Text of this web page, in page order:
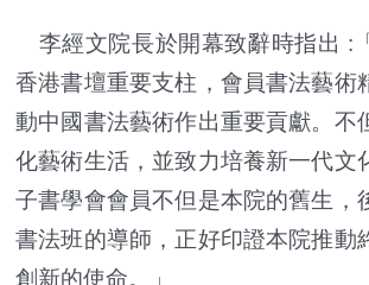
李經文院長於開幕致辭時指出 :
香港書壇重要支柱，會員書法藝術
動中國書法藝術作出重要貢獻。不
化藝術生活，並致力培養新一代文
子書學會會員不但是本院的舊生，
書法班的導師，正好印證本院推動
創新的使命。」